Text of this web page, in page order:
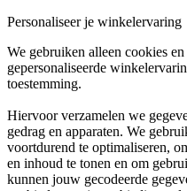
Personaliseer je winkelervaring
We gebruiken alleen cookies
gepersonaliseerde
toestemming.
Hiervoor verzamelen we
gedrag en apparaten. We
voortdurend te optimaliseren,
en inhoud te tonen en om
kunnen jouw gecodeerde